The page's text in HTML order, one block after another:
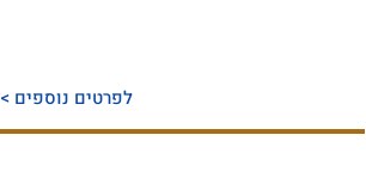
לפרטים נוספים >